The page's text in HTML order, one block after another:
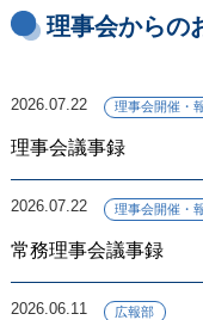
理事会からの
2026.07.22 理事会開催・
理事会議事録
2026.07.22 理事会開催・
常務理事会議事録
2026.06.11 広報部